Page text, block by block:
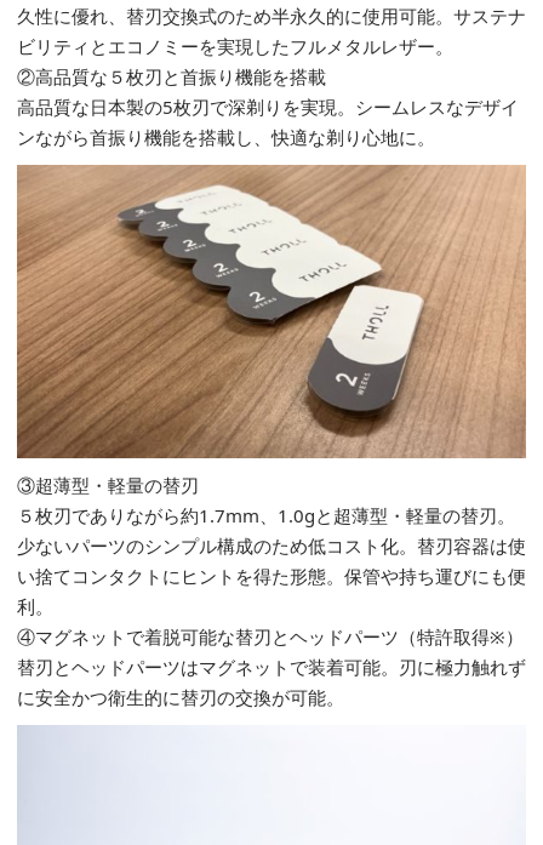
久性に優れ、替刃交換式のため半永久的に使用可能。サステナ
ビリティとエコノミーを実現したフルメタルレザー。
②高品質な５枚刃と首振り機能を搭載
高品質な日本製の5枚刃で深剃りを実現。シームレスなデザイ
ンながら首振り機能を搭載し、快適な剃り心地に。
③超薄型・軽量の替刃
５枚刃でありながら約1.7mm、1.0gと超薄型・軽量の替刃。
少ないパーツのシンプル構成のため低コスト化。替刃容器は使
い捨てコンタクトにヒントを得た形態。保管や持ち運びにも便
利。
④マグネットで着脱可能な替刃とヘッドパーツ（特許取得※）
替刃とヘッドパーツはマグネットで装着可能。刃に極力触れず
に安全かつ衛生的に替刃の交換が可能。